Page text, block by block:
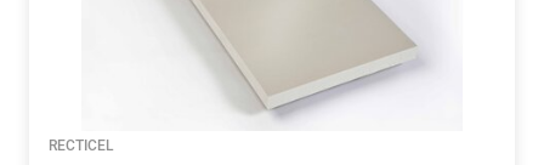
RECTICEL